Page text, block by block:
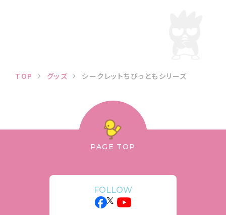
TOP グッズ シークレットちびっともシリーズ
PAGE TOP
FOLLOW